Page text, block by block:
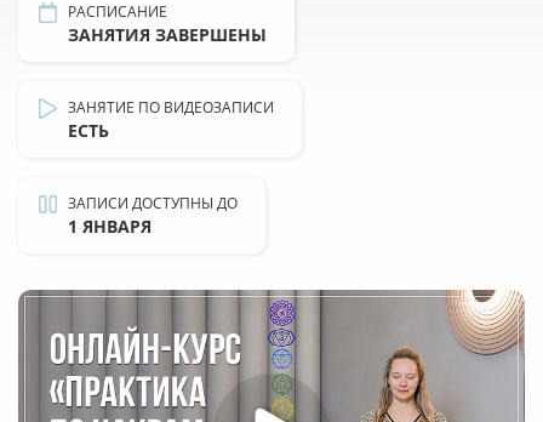
РАСПИСАНИЕ
ЗАНЯТИЯ ЗАВЕРШЕНЫ
ЗАНЯТИЕ ПО ВИДЕОЗАПИСИ
ЕСТЬ
ЗАПИСИ ДОСТУПНЫ ДО
1 ЯНВАРЯ